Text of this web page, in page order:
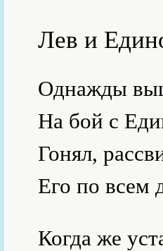
Лев и
Однажды
На бой с
Гонял,
Его по всем
Когда же